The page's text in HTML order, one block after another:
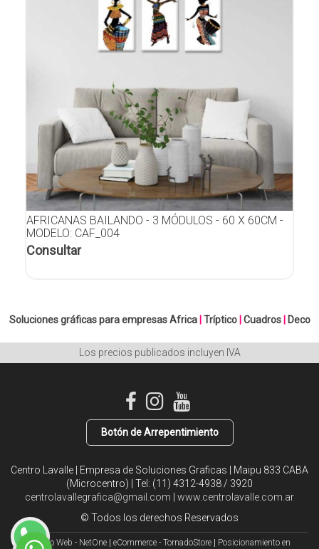
AFRICANAS BAILANDO - 3 MÓDULOS - 60 X 60CM -
MODELO: CAF_004
Consultar
Soluciones gráficas para empresas Africa|Tríptico|Cuadros| Deco
Los precios publicados incluyen IVA
Botón de Arrepentimiento
Centro Lavalle | Empresa de Soluciones Graficas | Maipu 833 CABA
(Microcentro) | Tel: (11) 4312-4938 / 3920
centrolavallegrafica@gmail.com | www.centrolavalle.com.ar
© Todos los derechos Reservados
Diseño Web - NetOne | eCommerce - TornadoStore | Posicionamiento en